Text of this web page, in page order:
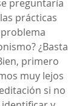
preguntaría
prácticas
¿Basta
primero
muy lejos
si no